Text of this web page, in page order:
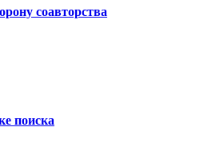
соавторства
поиска